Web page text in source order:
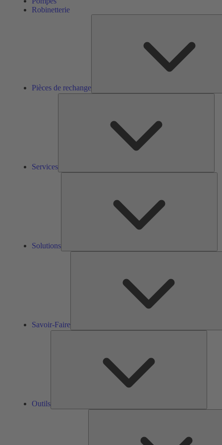
Robinetterie
Pièces de rechange
Services
Solutions
Savoir-Faire
Outils